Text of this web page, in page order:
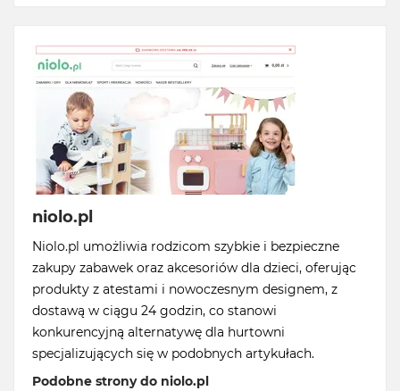
niolo.pl
Niolo.pl umożliwia rodzicom szybkie i bezpieczne
zakupy zabawek oraz akcesoriów dla dzieci, oferując
produkty z atestami i nowoczesnym designem, z
dostawą w ciągu 24 godzin, co stanowi
konkurencyjną alternatywę dla hurtowni
specjalizujących się w podobnych artykułach.
Podobne strony do niolo.pl